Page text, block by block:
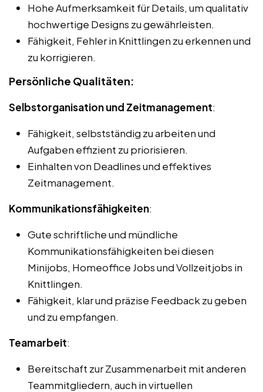
Hohe Aufmerksamkeit für Details, um qualitativ
hochwertige Designs zu gewährleisten.
Fähigkeit, Fehler in Knittlingen zu erkennen und
zu korrigieren.
Persönliche Qualitäten:
Selbstorganisation und Zeitmanagement:
Fähigkeit, selbstständig zu arbeiten und
Aufgaben effizient zu priorisieren.
Einhalten von Deadlines und effektives
Zeitmanagement.
Kommunikationsfähigkeiten:
Gute schriftliche und mündliche
Kommunikationsfähigkeiten bei diesen
Minijobs, Homeoffice Jobs und Vollzeitjobs in
Knittlingen.
Fähigkeit, klar und präzise Feedback zu geben
und zu empfangen.
Teamarbeit:
Bereitschaft zur Zusammenarbeit mit anderen
Teammitgliedern, auch in virtuellen